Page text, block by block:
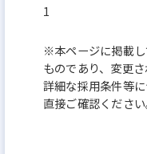
1
※本ページに掲載
ものであり、変更
詳細な採用条件等
直接ご確認ください